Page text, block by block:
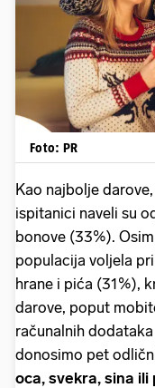
Foto: PR
Kao najbolje
ispitanici naveli su
bonove (33%).
populacija voljela
hrane i pića (31%),
darove, poput
računalnih
donosimo pet
oca, svekra, sina ili